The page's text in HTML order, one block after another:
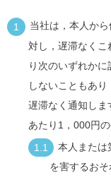
当社は，本人か
対し，遅滞なくこ
り次のいずれか
しないこともあ
遅滞なく通知し
あたり1，000円
本人または
を害するお